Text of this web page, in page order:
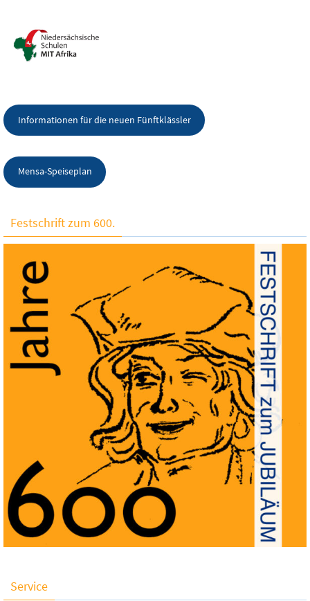
Informationen für die neuen Fünftklässler
Mensa-Speiseplan
Festschrift zum 600.
Service